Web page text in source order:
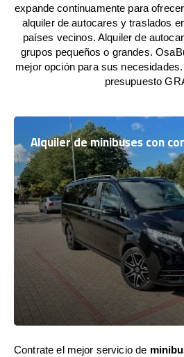
expande continuamente para
alquiler de autocares y traslados
países vecinos. Alquiler de
grupos pequeños o grandes.
mejor opción para sus
presupuesto
Alquiler de minibuses con
Contrate el mejor servicio de